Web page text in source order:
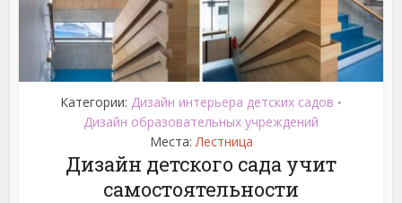
Категории: Дизайн интерьера детских садов •
Дизайн образовательных учреждений
Места: Лестница
Дизайн детского сада учит
самостоятельности